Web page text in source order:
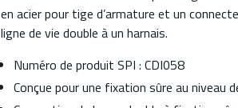
en acier pour tige d’armature et un
ligne de vie double à un harnais.
Numéro de produit SPI : CDI058
Conçue pour une fixation sûre au niveau